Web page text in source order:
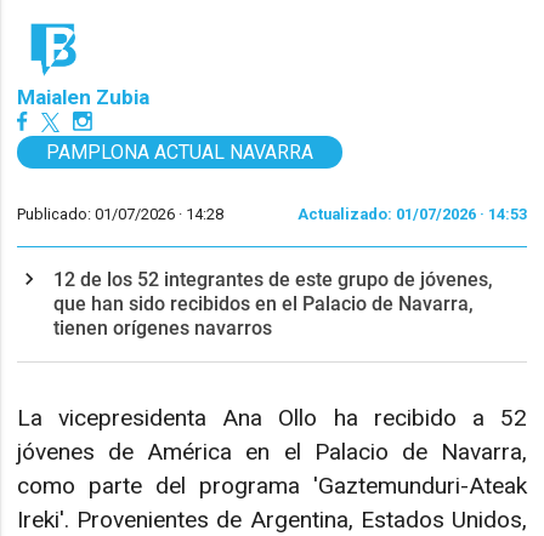
Maialen Zubia
PAMPLONA ACTUAL NAVARRA
Publicado: 01/07/2026 · 14:28 Actualizado: 01/07/2026 · 14:53
12 de los 52 integrantes de este grupo de jóvenes,
que han sido recibidos en el Palacio de Navarra,
tienen orígenes navarros
La vicepresidenta Ana Ollo ha recibido a 52
jóvenes de América en el Palacio de Navarra,
como parte del programa 'Gaztemunduri-Ateak
Ireki'. Provenientes de Argentina, Estados Unidos,